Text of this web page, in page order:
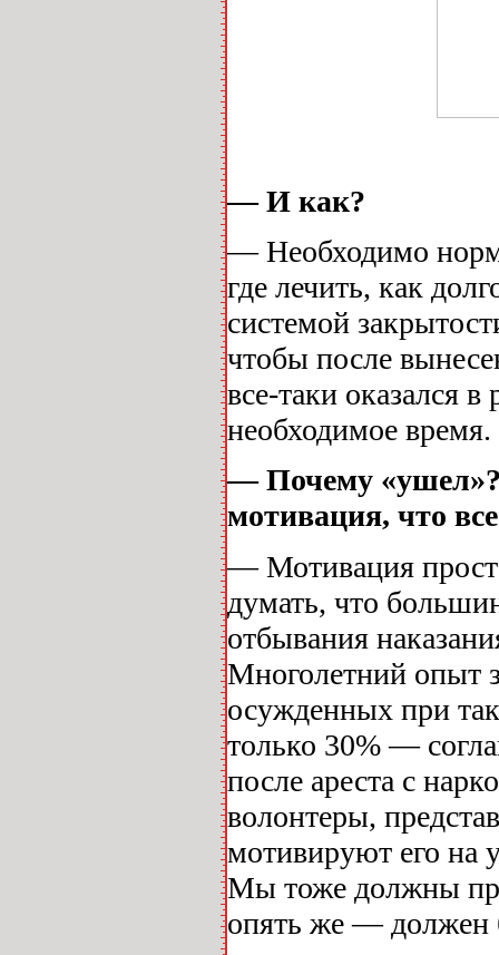
— И как?
— Необходимо
где лечить, как
системой
чтобы после
все-таки оказался
необходимое время.
— Почему «ушел»?
мотивация, что
— Мотивация
думать, что
отбывания
Многолетний опыт
осужденных при
только 30% —
после ареста с
волонтеры,
мотивируют его на
Мы тоже должны
опять же — должен